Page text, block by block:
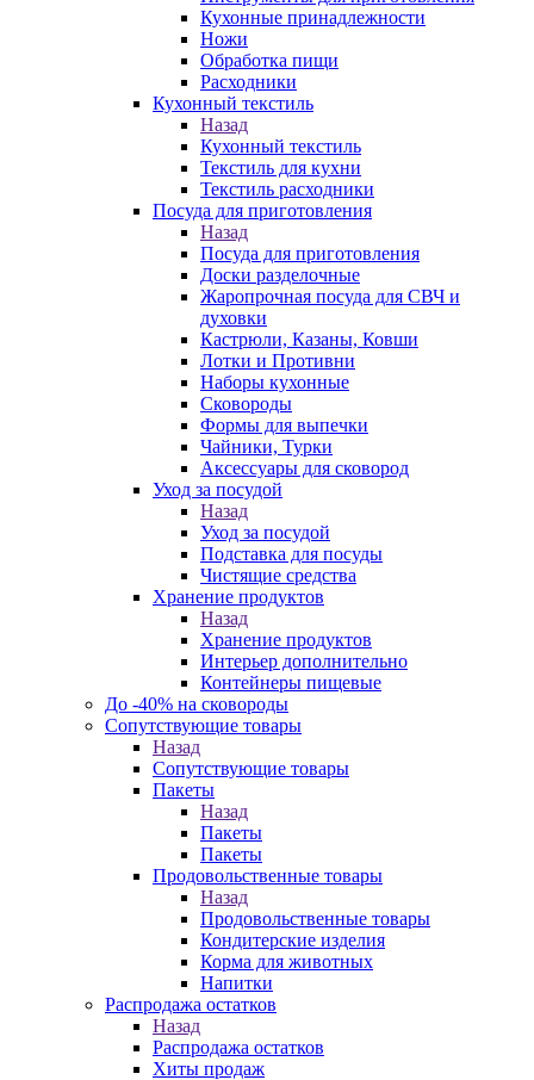
Кухонные принадлежности
Ножи
Обработка пищи
Расходники
Кухонный текстиль
Назад
Кухонный текстиль
Текстиль для кухни
Текстиль расходники
Посуда для приготовления
Назад
Посуда для приготовления
Доски разделочные
Жаропрочная посуда для СВЧ и
духовки
Кастрюли, Казаны, Ковши
Лотки и Противни
Наборы кухонные
Сковороды
Формы для выпечки
Чайники, Турки
Аксессуары для сковород
Уход за посудой
Назад
Уход за посудой
Подставка для посуды
Чистящие средства
Хранение продуктов
Назад
Хранение продуктов
Интерьер дополнительно
Контейнеры пищевые
До -40% на сковороды
Сопутствующие товары
Назад
Сопутствующие товары
Пакеты
Назад
Пакеты
Пакеты
Продовольственные товары
Назад
Продовольственные товары
Кондитерские изделия
Корма для животных
Напитки
Распродажа остатков
Назад
Распродажа остатков
Хиты продаж